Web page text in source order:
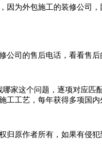
为外包施工的装修公司
司的售后电话，看看售后
哪家这个问题，逐项对应匹
工艺，每年获得多项国内
原作者所有，如果有侵